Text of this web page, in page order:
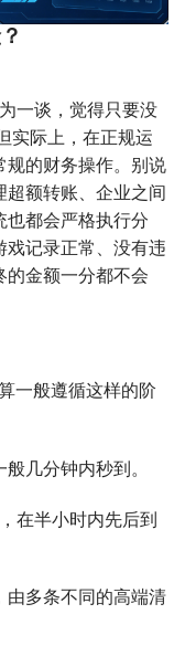
一谈，觉得只要没
实际上，在正规运
规的财务操作。别说
额转账、企业之间
也都会严格执行分
戏记录正常、没有违
的金额一分都不会
一般遵循这样的阶
几分钟内秒到。
在半小时内先后到
由多条不同的高端清